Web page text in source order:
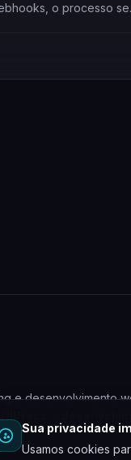
o processo
e desenvolvimento
e Marketing. Todos os
Sua privacidade
Usamos cookies